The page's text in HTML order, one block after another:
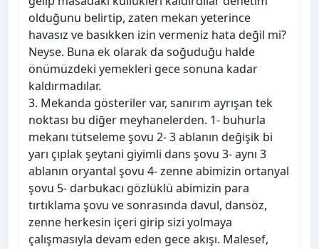
olduğunu belirtip, zaten mekan yeterince
havasız ve basıkken izin vermeniz hata değil mi?
Neyse. Buna ek olarak da soğuduğu halde
önümüzdeki yemekleri gece sonuna kadar
kaldırmadılar.
3. Mekanda gösteriler var, sanırım ayrışan tek
noktası bu diğer meyhanelerden. 1- buhurla
mekanı tütseleme şovu 2- 3 ablanın değişik bi
yarı çıplak şeytani giyimli dans şovu 3- aynı 3
ablanın oryantal şovu 4- zenne abimizin ortanyal
şovu 5- darbukacı gözlüklü abimizin para
tırtıklama şovu ve sonrasında davul, dansöz,
zenne herkesin içeri girip sizi yolmaya
çalışmasıyla devam eden gece akışı. Malesef,